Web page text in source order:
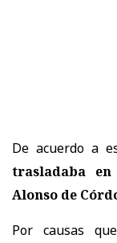
De acuerdo a
trasladaba
Alonso de
Por causas